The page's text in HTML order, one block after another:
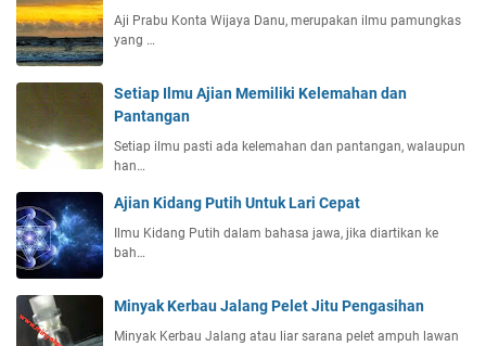
Aji Prabu Konta Wijaya Danu, merupakan ilmu pamungkas
yang …
Setiap Ilmu Ajian Memiliki Kelemahan dan
Pantangan
Setiap ilmu pasti ada kelemahan dan pantangan, walaupun
han…
Ajian Kidang Putih Untuk Lari Cepat
Ilmu Kidang Putih dalam bahasa jawa, jika diartikan ke
bah…
Minyak Kerbau Jalang Pelet Jitu Pengasihan
Minyak Kerbau Jalang atau liar sarana pelet ampuh lawan